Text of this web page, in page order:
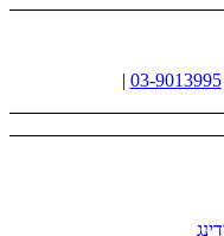
03-9013995
|